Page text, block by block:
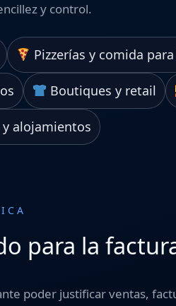
y control.
Pizzerías y comida
Boutiques y retail
alojamientos
para la
poder justificar ventas,